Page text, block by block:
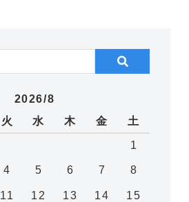
2026/8
火 水 木 金 土
1
4 5 6 7 8
11 12 13 14
15